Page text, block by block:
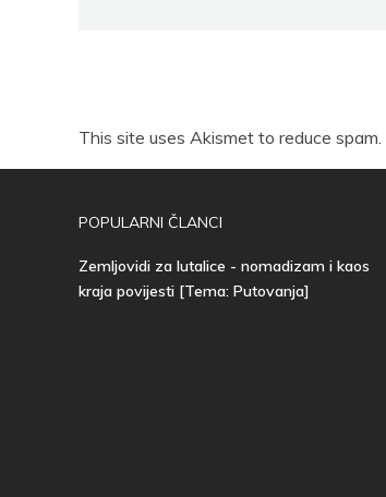
This site uses Akismet to reduce spam.
POPULARNI ČLANCI
Zemljovidi za lutalice - nomadizam i kaos
kraja povijesti [Tema: Putovanja]